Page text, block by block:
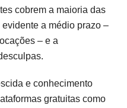
cobrem a maioria das
a médio prazo –
– e a
e conhecimento
gratuitas como